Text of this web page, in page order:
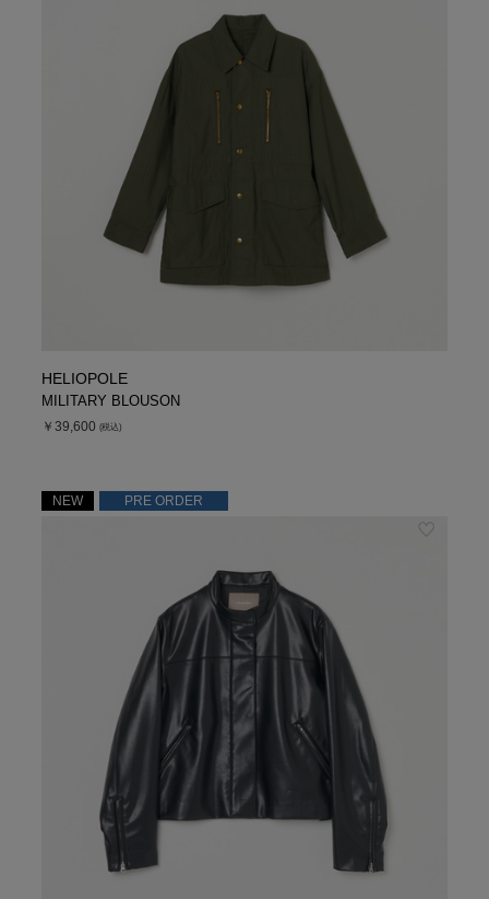
HELIOPOLE
MILITARY BLOUSON
￥39,600 (税込)
NEW PRE ORDER